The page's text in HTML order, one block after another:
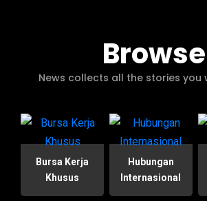
Browse
News collects all the stories you
Bursa Kerja
Khusus
Hubungan
Internasional